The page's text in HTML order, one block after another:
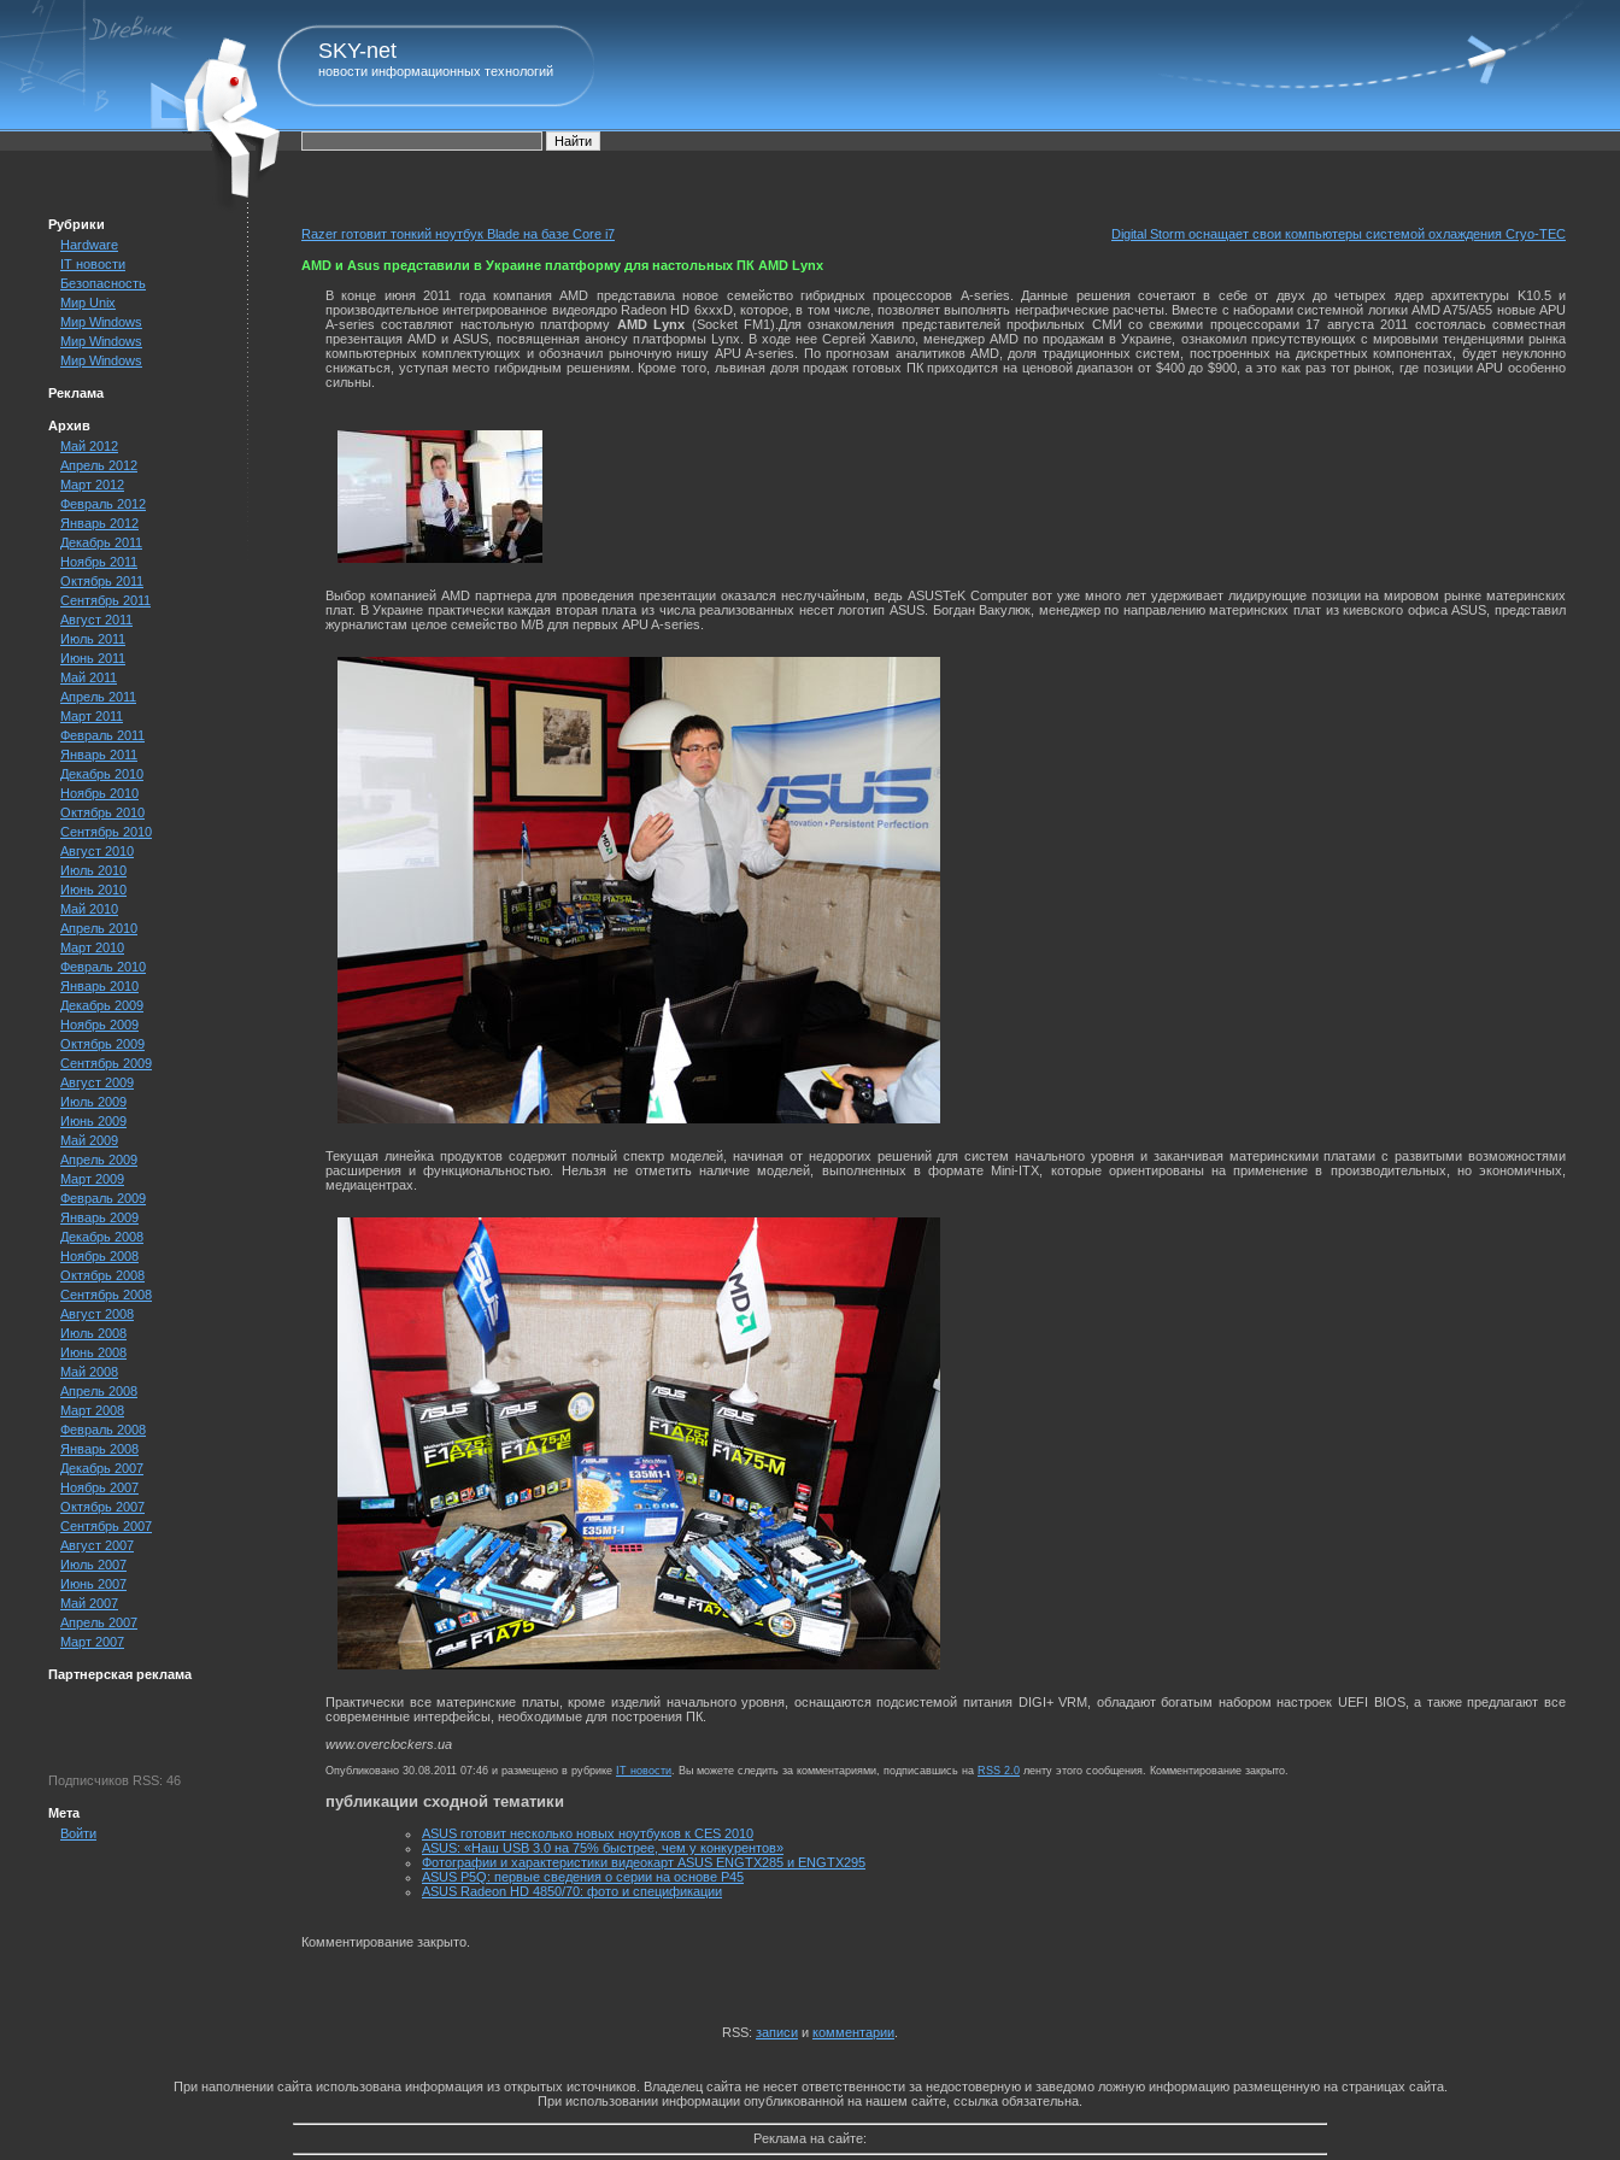
SKY-net
новости информационных технологий
Рубрики
Hardware
IT новости
Безопасность
Мир Unix
Мир Windows
Мир Windows
Мир Windows
Реклама
Архив
Май 2012
Апрель 2012
Март 2012
Февраль 2012
Январь 2012
Декабрь 2011
Ноябрь 2011
Октябрь 2011
Сентябрь 2011
Август 2011
Июль 2011
Июнь 2011
Май 2011
Апрель 2011
Март 2011
Февраль 2011
Январь 2011
Декабрь 2010
Ноябрь 2010
Октябрь 2010
Сентябрь 2010
Август 2010
Июль 2010
Июнь 2010
Май 2010
Апрель 2010
Март 2010
Февраль 2010
Январь 2010
Декабрь 2009
Ноябрь 2009
Октябрь 2009
Сентябрь 2009
Август 2009
Июль 2009
Июнь 2009
Май 2009
Апрель 2009
Март 2009
Февраль 2009
Январь 2009
Декабрь 2008
Ноябрь 2008
Октябрь 2008
Сентябрь 2008
Август 2008
Июль 2008
Июнь 2008
Май 2008
Апрель 2008
Март 2008
Февраль 2008
Январь 2008
Декабрь 2007
Ноябрь 2007
Октябрь 2007
Сентябрь 2007
Август 2007
Июль 2007
Июнь 2007
Май 2007
Апрель 2007
Март 2007
Партнерская реклама
Подписчиков RSS: 46
Мета
Войти
Razer готовит тонкий ноутбук Blade на базе Core i7 Digital Storm оснащает свои компьютеры системой охлаждения Cryo-TEC
AMD и Asus представили в Украине платформу для настольных ПК AMD Lynx
В конце июня 2011 года компания AMD представила новое семейство гибридных процессоров A-series. Данные решения сочетают в себе от двух до четырех ядер архитектуры K10.5 и
производительное интегрированное видеоядро Radeon HD 6xxxD, которое, в том числе, позволяет выполнять неграфические расчеты. Вместе с наборами системной логики AMD A75/A55 новые APU
A-series составляют настольную платформу AMD Lynx (Socket FM1).Для ознакомления представителей профильных СМИ со свежими процессорами 17 августа 2011 состоялась совместная
презентация AMD и ASUS, посвященная анонсу платформы Lynx. В ходе нее Сергей Хавило, менеджер AMD по продажам в Украине, ознакомил присутствующих с мировыми тенденциями рынка
компьютерных комплектующих и обозначил рыночную нишу APU A-series. По прогнозам аналитиков AMD, доля традиционных систем, построенных на дискретных компонентах, будет неуклонно
снижаться, уступая место гибридным решениям. Кроме того, львиная доля продаж готовых ПК приходится на ценовой диапазон от $400 до $900, а это как раз тот рынок, где позиции APU особенно
сильны.
Выбор компанией AMD партнера для проведения презентации оказался неслучайным, ведь ASUSTeK Computer вот уже много лет удерживает лидирующие позиции на мировом рынке материнских
плат. В Украине практически каждая вторая плата из числа реализованных несет логотип ASUS. Богдан Вакулюк, менеджер по направлению материнских плат из киевского офиса ASUS, представил
журналистам целое семейство M/B для первых APU A-series.
Текущая линейка продуктов содержит полный спектр моделей, начиная от недорогих решений для систем начального уровня и заканчивая материнскими платами с развитыми возможностями
расширения и функциональностью. Нельзя не отметить наличие моделей, выполненных в формате Mini-ITX, которые ориентированы на применение в производительных, но экономичных,
медиацентрах.
Практически все материнские платы, кроме изделий начального уровня, оснащаются подсистемой питания DIGI+ VRM, обладают богатым набором настроек UEFI BIOS, а также предлагают все
современные интерфейсы, необходимые для построения ПК.
www.overclockers.ua
Опубликовано 30.08.2011 07:46 и размещено в рубрике IT новости. Вы можете следить за комментариями, подписавшись на RSS 2.0 ленту этого сообщения. Комментирование закрыто.
публикации сходной тематики
ASUS готовит несколько новых ноутбуков к CES 2010
ASUS: «Наш USB 3.0 на 75% быстрее, чем у конкурентов»
Фотографии и характеристики видеокарт ASUS ENGTX285 и ENGTX295
ASUS P5Q: первые сведения о серии на основе P45
ASUS Radeon HD 4850/70: фото и спецификации
Комментирование закрыто.
RSS: записи и комментарии
При наполнении сайта использована информация из открытых источников. Владелец сайта не несет ответственности за недостоверную и заведомо ложную информацию размещенную на страницах сайта.
При использовании информации опубликованной на нашем сайте, ссылка обязательна.
Реклама на сайте: